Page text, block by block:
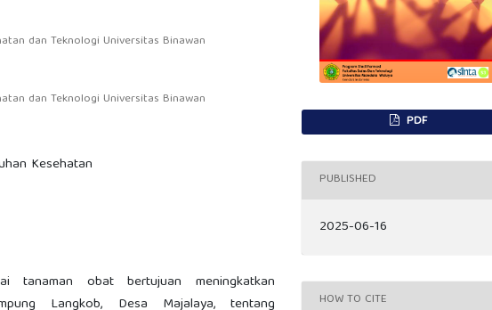
dan Teknologi Universitas Binawan
dan Teknologi Universitas Binawan
Kesehatan
tanaman obat bertujuan meningkatkan
Langkob, Desa Majalaya, tentang
PDF
PUBLISHED
2025-06-16
HOW TO CITE